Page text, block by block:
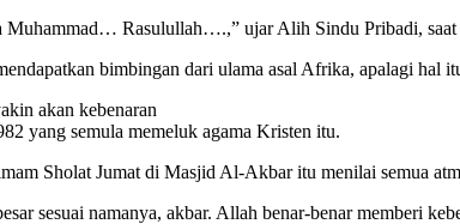
Rasulullah….,” ujar Alih Sindu Pribadi, saat
bimbingan dari ulama asal Afrika, apalagi hal
akan kebenaran
yang semula memeluk agama Kristen itu.
Sholat Jumat di Masjid Al-Akbar itu menilai semua
sesuai namanya, akbar. Allah benar-benar memberi